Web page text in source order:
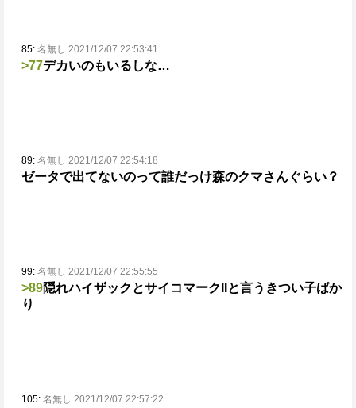
85: 名無し 2021/12/07 22:53:41
>77デカいのもいるしな…
89: 名無し 2021/12/07 22:54:18
ゼータで出てないのって誰だっけ森のクマさんぐらい？
99: 名無し 2021/12/07 22:55:55
>89隠れハイザックとサイコマークIIと言うきつい子ばか
り
105: 名無し 2021/12/07 22:57:22